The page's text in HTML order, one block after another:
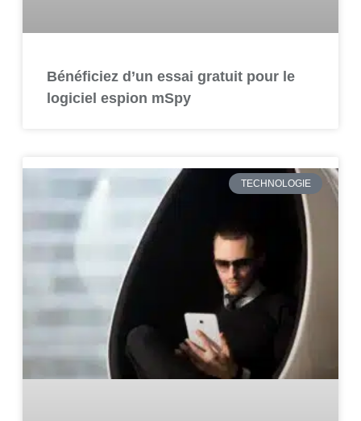
Bénéficiez d’un essai gratuit pour le
logiciel espion mSpy
TECHNOLOGIE